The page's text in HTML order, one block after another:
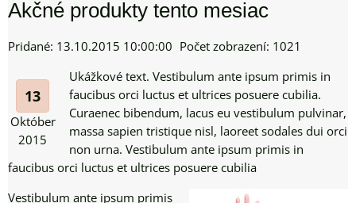
Akčné produkty tento mesiac
Pridané: 13.10.2015 10:00:00 Počet zobrazení: 1021
13
Október
2015
Ukážkové text. Vestibulum ante ipsum primis in
faucibus orci luctus et ultrices posuere cubilia.
Curaenec bibendum, lacus eu vestibulum pulvinar,
massa sapien tristique nisl, laoreet sodales dui orci
non urna. Vestibulum ante ipsum primis in
faucibus orci luctus et ultrices posuere cubilia
Vestibulum ante ipsum primis